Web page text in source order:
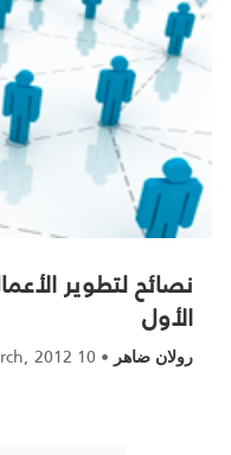
نصائح لتطوير
الأول
رولان ضاهر •
10 March, 2012